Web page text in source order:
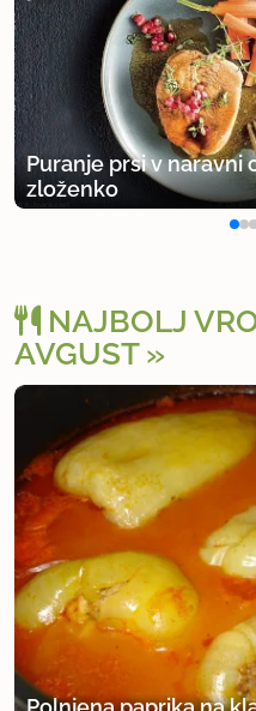
Puranje prsi v naravni
zloženko
NAJBOLJ
AVGUST